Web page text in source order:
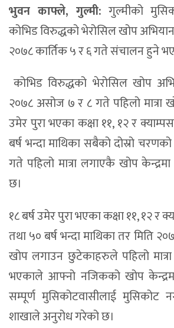
भुवन काफ्ले, गुल्मी:गुल्मीको
कोभिड विरुद्धको भेरोसिल खोप
२०७८ कार्तिक ५ र ६ गते संचालन हुने
कोभिड विरुद्धको भेरोसिल खोप
२०७८ असोज ७ र ८ गते पहिलो मात्रा
उमेर पुरा भएका कक्षा ११, १२ र
बर्ष भन्दा माथिका सबैको दोस्रो
गते पहिलो मात्रा लगाएकै खोप
छ।
१८ बर्ष उमेर पुरा भएका कक्षा ११, १२ र
तथा ५० बर्ष भन्दा माथिका तर मिति
खोप लगाउन छुटेकाहरुले पहिलो
भएकाले आफ्नो नजिकको खोप
सम्पूर्ण मुसिकोटवासीलाई मुसिकोट
शाखाले अनुरोध गरेको छ।